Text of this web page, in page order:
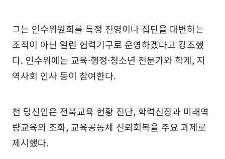
그는 인수위원회를 특정 진영이나 집단을 대변하는
조직이 아닌 열린 협력기구로 운영하겠다고 강조했
다. 인수위에는 교육·행정·청소년 전문가와 학계, 지
역사회 인사 등이 참여한다.
천 당선인은 전북교육 현황 진단, 학력신장과 미래역
량교육의 조화, 교육공동체 신뢰회복을 주요 과제로
제시했다.